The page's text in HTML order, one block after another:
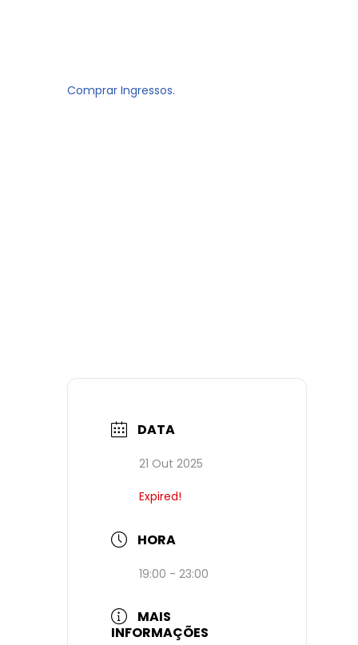
Comprar Ingressos.
DATA
21 Out 2025
Expired!
HORA
19:00 - 23:00
MAIS
INFORMAÇÕES